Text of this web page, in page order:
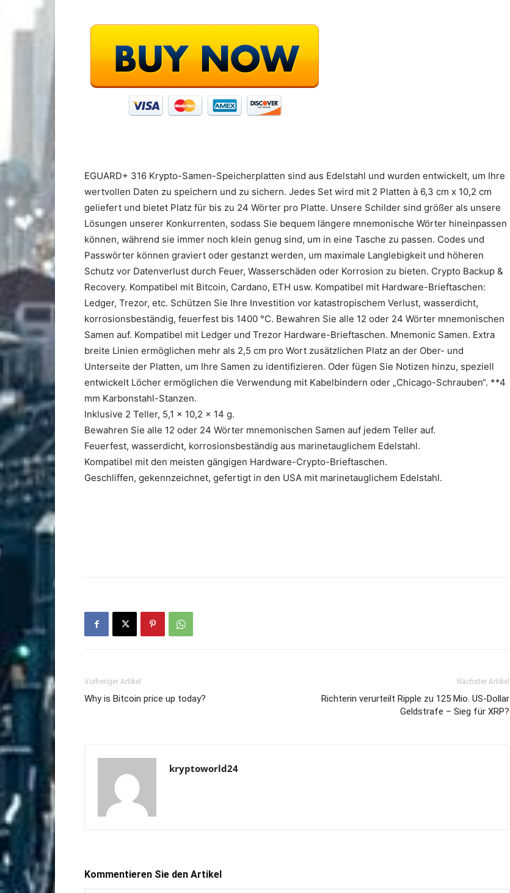
EGUARD+ 316 Krypto-Samen-Speicherplatten sind aus Edelstahl und wurden entwickelt, um Ihre
wertvollen Daten zu speichern und zu sichern. Jedes Set wird mit 2 Platten à 6,3 cm x 10,2 cm
geliefert und bietet Platz für bis zu 24 Wörter pro Platte. Unsere Schilder sind größer als unsere
Lösungen unserer Konkurrenten, sodass Sie bequem längere mnemonische Wörter hineinpassen
können, während sie immer noch klein genug sind, um in eine Tasche zu passen. Codes und
Passwörter können graviert oder gestanzt werden, um maximale Langlebigkeit und höheren
Schutz vor Datenverlust durch Feuer, Wasserschäden oder Korrosion zu bieten. Crypto Backup &
Recovery. Kompatibel mit Bitcoin, Cardano, ETH usw. Kompatibel mit Hardware-Brieftaschen:
Ledger, Trezor, etc. Schützen Sie Ihre Investition vor katastropischem Verlust, wasserdicht,
korrosionsbeständig, feuerfest bis 1400 °C. Bewahren Sie alle 12 oder 24 Wörter mnemonischen
Samen auf. Kompatibel mit Ledger und Trezor Hardware-Brieftaschen. Mnemonic Samen. Extra
breite Linien ermöglichen mehr als 2,5 cm pro Wort zusätzlichen Platz an der Ober- und
Unterseite der Platten, um Ihre Samen zu identifizieren. Oder fügen Sie Notizen hinzu, speziell
entwickelt Löcher ermöglichen die Verwendung mit Kabelbindern oder „Chicago-Schrauben“. **4
mm Karbonstahl-Stanzen.
Inklusive 2 Teller, 5,1 x 10,2 x 14 g.
Bewahren Sie alle 12 oder 24 Wörter mnemonischen Samen auf jedem Teller auf.
Feuerfest, wasserdicht, korrosionsbeständig aus marinetauglichem Edelstahl.
Kompatibel mit den meisten gängigen Hardware-Crypto-Brieftaschen.
Geschliffen, gekennzeichnet, gefertigt in den USA mit marinetauglichem Edelstahl.
Vorheriger Artikel
Why is Bitcoin price up today?
Nächster Artikel
Richterin verurteilt Ripple zu 125 Mio. US-Dollar
Geldstrafe – Sieg für XRP?
kryptoworld24
Kommentieren Sie den Artikel